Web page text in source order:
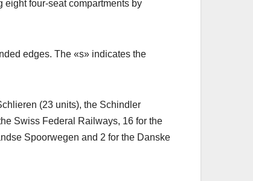
eight four-seat compartments by
edges. The «s» indicates the
(23 units), the Schindler
Swiss Federal Railways, 16 for the
Spoorwegen and 2 for the Danske